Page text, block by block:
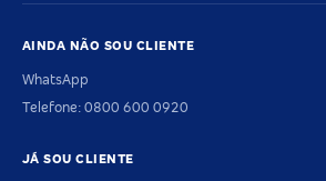
AINDA NÃO SOU CLIENTE
WhatsApp
Telefone: 0800 600 0920
JÁ SOU CLIENTE